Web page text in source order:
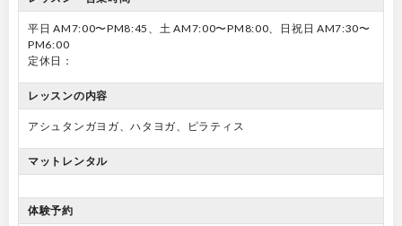
平日 AM7:00〜PM8:45、土 AM7:00〜PM8:00、日祝日 AM7:30〜
PM6:00
定休日：
レッスンの内容
アシュタンガヨガ、ハタヨガ、ピラティス
マットレンタル
体験予約